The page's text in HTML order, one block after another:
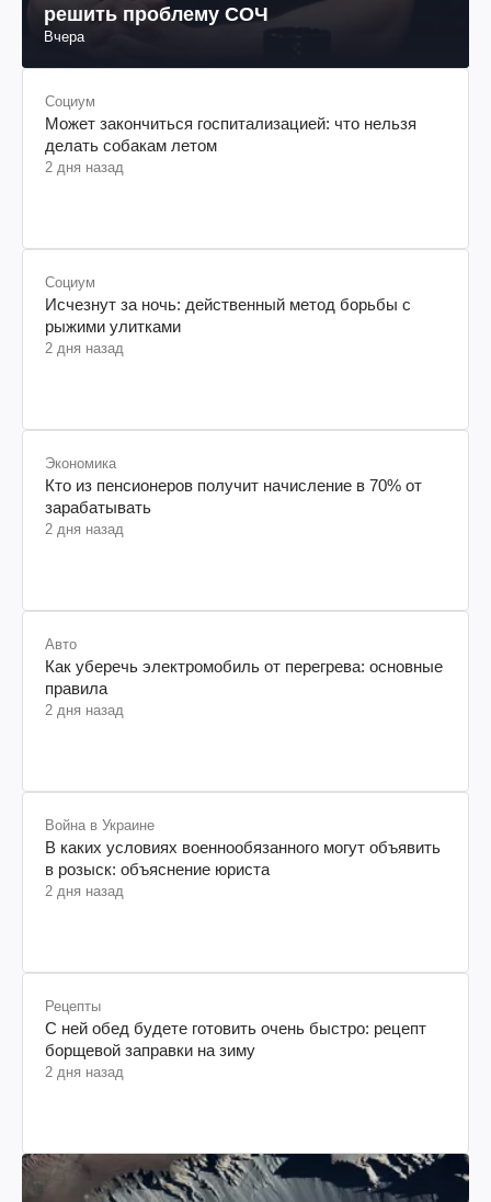
решить проблему СОЧ
Вчера
Социум
Может закончиться госпитализацией: что нельзя
делать собакам летом
2 дня назад
Социум
Исчезнут за ночь: действенный метод борьбы с
рыжими улитками
2 дня назад
Экономика
Кто из пенсионеров получит начисление в 70% от
зарабатывать
2 дня назад
Авто
Как уберечь электромобиль от перегрева: основные
правила
2 дня назад
Война в Украине
В каких условиях военнообязанного могут объявить
в розыск: объяснение юриста
2 дня назад
Рецепты
С ней обед будете готовить очень быстро: рецепт
борщевой заправки на зиму
2 дня назад